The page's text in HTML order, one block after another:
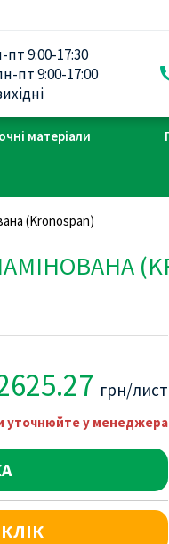
пт 9:00-17:30
пт 9:00-17:00
матеріали
(Kronospan)
грн/лист
уточнюйте у менеджера